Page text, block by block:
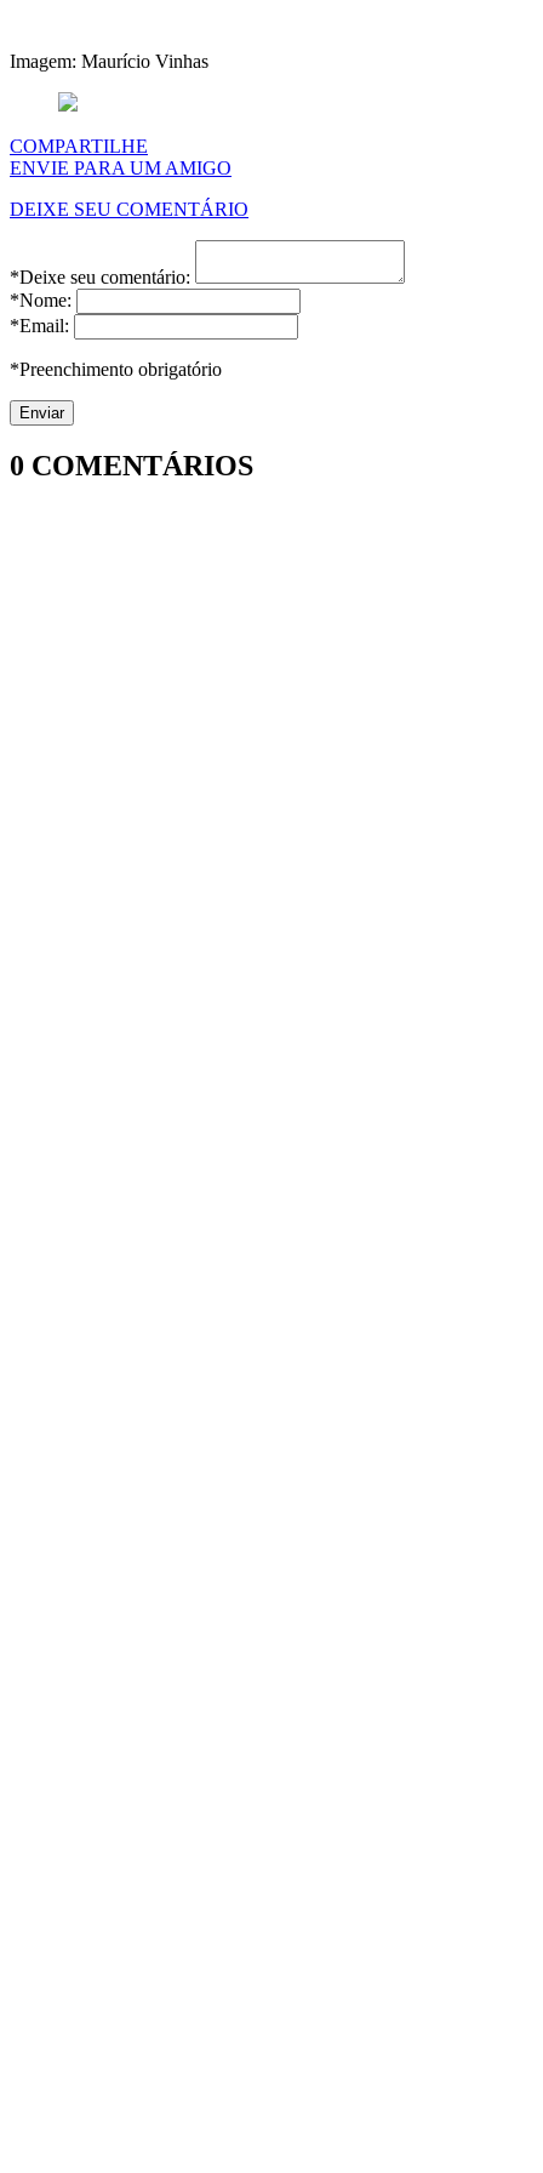
Imagem: Maurício Vinhas
COMPARTILHE
ENVIE PARA UM AMIGO
DEIXE SEU COMENTÁRIO
*Deixe seu comentário:
*Nome:
*Email:
*Preenchimento obrigatório
0 COMENTÁRIOS